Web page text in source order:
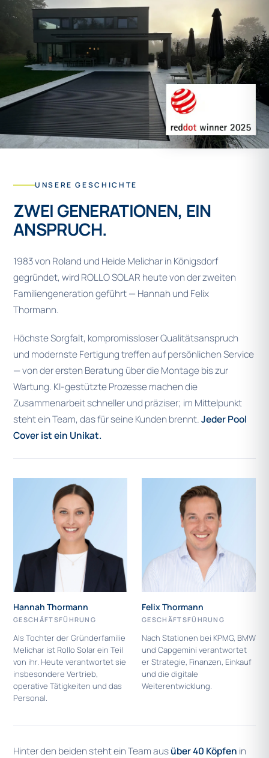
UNSERE GESCHICHTE
ZWEI GENERATIONEN, EIN
ANSPRUCH.
1983 von Roland und Heide Melichar in Königsdorf
gegründet, wird ROLLO SOLAR heute von der zweiten
Familiengeneration geführt — Hannah und Felix
Thormann.
Höchste Sorgfalt, kompromissloser Qualitätsanspruch
und modernste Fertigung treffen auf persönlichen Service
— von der ersten Beratung über die Montage bis zur
Wartung. KI-gestützte Prozesse machen die
Zusammenarbeit schneller und präziser; im Mittelpunkt
steht ein Team, das für seine Kunden brennt.Jeder Pool
Cover ist ein Unikat.
Hannah Thormann
GESCHÄFTSFÜHRUNG
Als Tochter der Gründerfamilie
Melichar ist Rollo Solar ein Teil
von ihr. Heute verantwortet sie
insbesondere Vertrieb,
operative Tätigkeiten und das
Personal.
Felix Thormann
GESCHÄFTSFÜHRUNG
Nach Stationen bei KPMG, BMW
und Capgemini verantwortet
er Strategie, Finanzen, Einkauf
und die digitale
Weiterentwicklung.
Hinter den beiden steht ein Team ausüber 40 Köpfen in